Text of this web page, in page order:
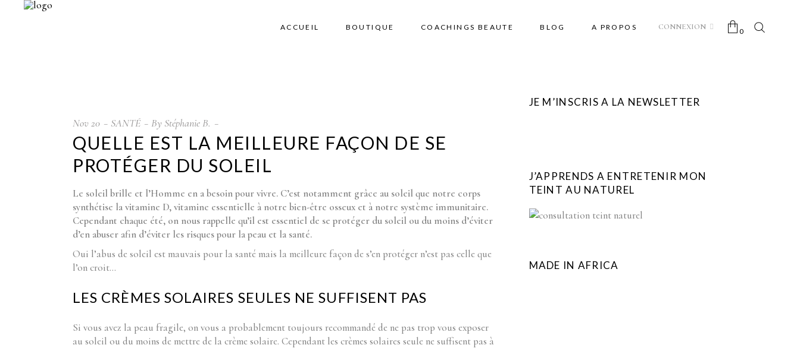
ACCUEIL BOUTIQUE COACHINGS BEAUTE BLOG A PROPOS CONNEXION 0
Nov20 SANTÉ By Stéphanie B.
QUELLE EST LA MEILLEURE FAÇON DE SE
PROTÉGER DU SOLEIL
Le soleil brille et l’Homme en a besoin pour vivre. C’est notamment grâce au soleil que notre corps
synthétise la vitamine D, vitamine essentielle à notre bien-être osseux et à notre système immunitaire.
Cependant chaque été, on nous rappelle qu’il est essentiel de se protéger du soleil ou du moins d’éviter
d’en abuser afin d’éviter les risques pour la peau et la santé.
Oui l’abus de soleil est mauvais pour la santé mais la meilleure façon de s’en protéger n’est pas celle que
l’on croit…
LES CRÈMES SOLAIRES SEULES NE SUFFISENT PAS
Si vous avez la peau fragile, on vous a probablement toujours recommandé de ne pas trop vous exposer
au soleil ou du moins de mettre de la crème solaire. Cependant les crèmes solaires seule ne suffisent pas à
JE M’INSCRIS A LA NEWSLETTER
J’APPRENDS A ENTRETENIR MON
TEINT AU NATUREL
MADE IN AFRICA